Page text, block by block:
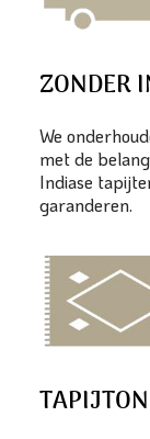
ZONDER
We
met de
Indiase
garanderen.